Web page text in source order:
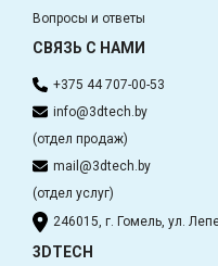
Вопросы и ответы
СВЯЗЬ С НАМИ
+375 44 707-00-53
info@3dtech.by
(отдел продаж)
mail@3dtech.by
(отдел услуг)
246015, г. Гомель, ул.
3DTECH